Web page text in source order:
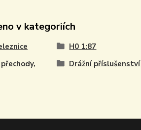
v kategoriích
H0 1:87
Drážní příslušenství